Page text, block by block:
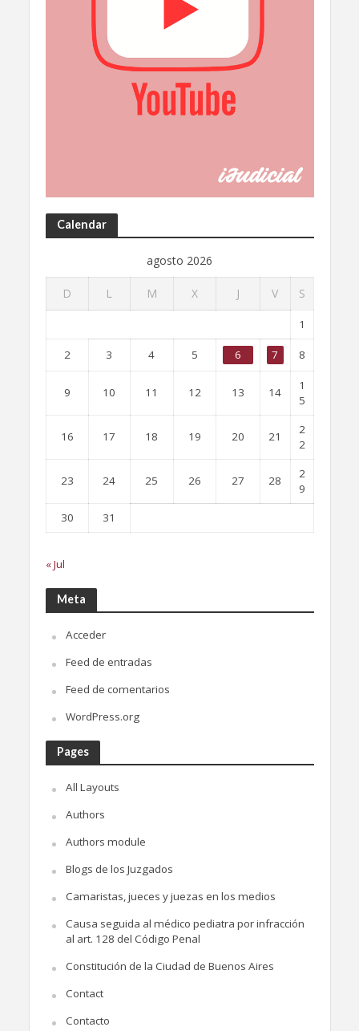
Calendar
agosto 2026
D L M X J V S
1
2 3 4 5 6 7 8
9 10 11 12 13 14
1
5
16 17 18 19 20 21
2
2
23 24 25 26 27 28
2
9
30
31
« Jul
Meta
Acceder
Feed de entradas
Feed de comentarios
WordPress.org
Pages
All Layouts
Authors
Authors module
Blogs de los Juzgados
Camaristas, jueces y juezas en los medios
Causa seguida al médico pediatra por infracción
al art. 128 del Código Penal
Constitución de la Ciudad de Buenos Aires
Contact
Contacto